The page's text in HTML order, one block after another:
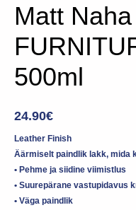
Matt
500ml
24.90€
Leather Finish
Äärmiselt paindlik lakk, mida
• Pehme ja siidine viimistlus
• Suurepärane vastupidavus
• Väga paindlik